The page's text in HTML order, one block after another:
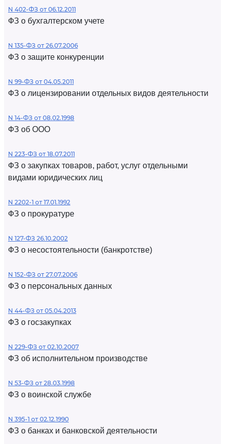
N 402-ФЗ от 06.12.2011
ФЗ о бухгалтерском учете
N 135-ФЗ от 26.07.2006
ФЗ о защите конкуренции
N 99-ФЗ от 04.05.2011
ФЗ о лицензировании отдельных видов деятельности
N 14-ФЗ от 08.02.1998
ФЗ об ООО
N 223-ФЗ от 18.07.2011
ФЗ о закупках товаров, работ, услуг отдельными
видами юридических лиц
N 2202-1 от 17.01.1992
ФЗ о прокуратуре
N 127-ФЗ 26.10.2002
ФЗ о несостоятельности (банкротстве)
N 152-ФЗ от 27.07.2006
ФЗ о персональных данных
N 44-ФЗ от 05.04.2013
ФЗ о госзакупках
N 229-ФЗ от 02.10.2007
ФЗ об исполнительном производстве
N 53-ФЗ от 28.03.1998
ФЗ о воинской службе
N 395-1 от 02.12.1990
ФЗ о банках и банковской деятельности